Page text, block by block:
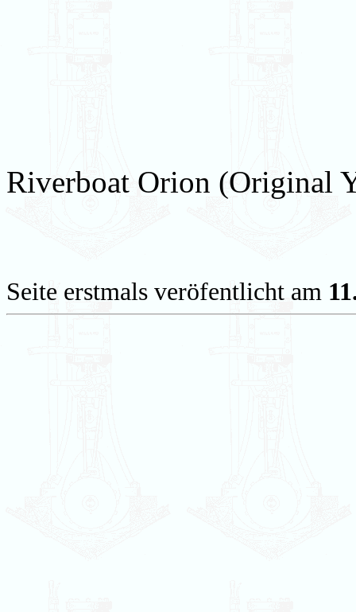
Riverboat Orion (Original
Seite erstmals veröfentlicht am